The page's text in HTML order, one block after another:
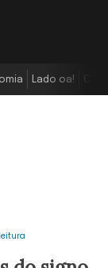
Lado oa!